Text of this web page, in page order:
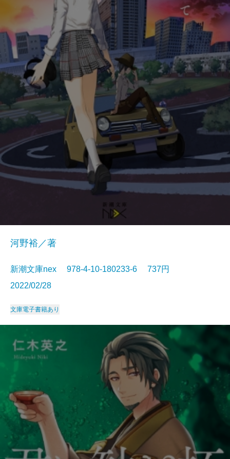
河野裕／著
新潮文庫nex 978-4-10-180233-6 737円
2022/02/28
文庫電子書籍あり